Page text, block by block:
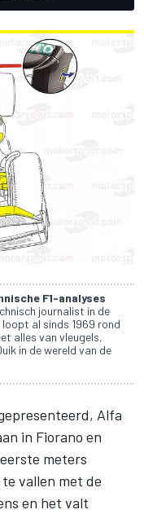
F1-analyses
journalist in de
loopt al sinds 1969 rond
alles van vleugels,
in de wereld van de
Alfa
in Fiorano en
meters
vallen met de
en het valt